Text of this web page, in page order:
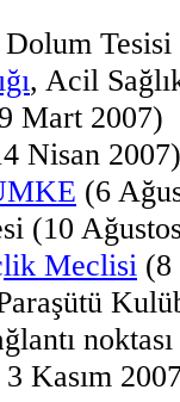
, Acil
Mart 2007)
Nisan 2007)
(6
(10
Meclisi (8
Kasım